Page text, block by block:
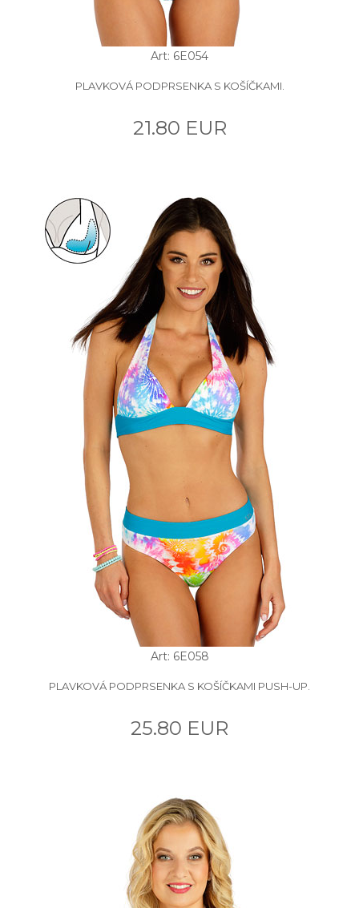
Art: 6E054
PLAVKOVÁ PODPRSENKA S KOŠÍČKAMI.
21.80 EUR
Art: 6E058
PLAVKOVÁ PODPRSENKA S KOŠÍČKAMI PUSH-UP.
25.80 EUR